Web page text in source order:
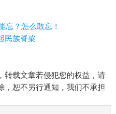
忘？怎么敢忘！
民族脊梁
转载文章若侵犯您的权益，请
，恕不另行通知，我们不承担